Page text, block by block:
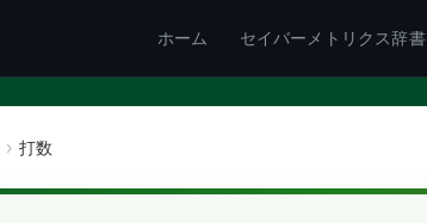
ホーム セイバーメトリクス辞書
打数